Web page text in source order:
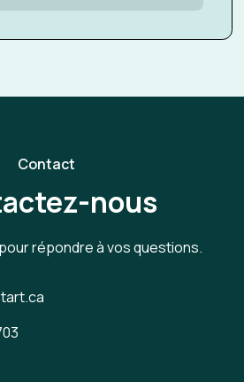
Contact
nous
répondre à vos questions.